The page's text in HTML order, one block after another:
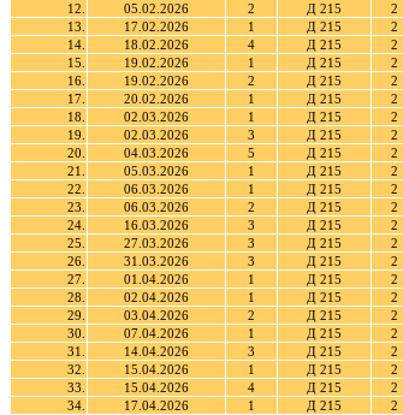
12.
05.02.2026 2 Д 215 2
13.
17.02.2026 1 Д 215 2
14.
18.02.2026 4 Д 215 2
15.
19.02.2026 1 Д 215 2
16.
19.02.2026 2 Д 215 2
17.
20.02.2026 1 Д 215 2
18.
02.03.2026 1 Д 215 2
19.
02.03.2026 3 Д 215 2
20.
04.03.2026 5 Д 215 2
21.
05.03.2026 1 Д 215 2
22.
06.03.2026 1 Д 215 2
23.
06.03.2026 2 Д 215 2
24.
16.03.2026 3 Д 215 2
25.
27.03.2026 3 Д 215 2
26.
31.03.2026 3 Д 215 2
27.
01.04.2026 1 Д 215 2
28.
02.04.2026 1 Д 215 2
29.
03.04.2026 2 Д 215 2
30.
07.04.2026 1 Д 215 2
31.
14.04.2026 3 Д 215 2
32.
15.04.2026 1 Д 215 2
33.
15.04.2026 4 Д 215 2
34.
17.04.2026 1 Д 215 2